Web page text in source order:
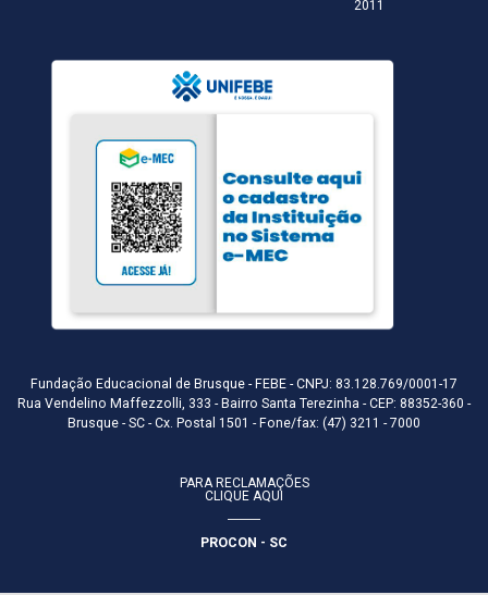
2011
Fundação Educacional de Brusque - FEBE - CNPJ: 83.128.769/0001-17
Rua Vendelino Maffezzolli, 333 - Bairro Santa Terezinha - CEP: 88352-360 -
Brusque - SC - Cx. Postal 1501 - Fone/fax: (47) 3211 - 7000
PARA RECLAMAÇÕES
CLIQUE AQUI
PROCON - SC